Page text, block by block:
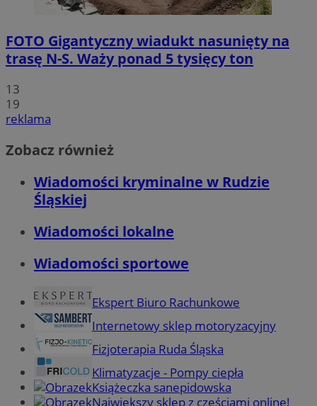
FOTO Gigantyczny wiadukt nasunięty na
trasę N-S. Waży ponad 5 tysięcy ton
13
19
reklama
Zobacz również
Wiadomości kryminalne w Rudzie
Śląskiej
Wiadomości lokalne
Wiadomości sportowe
Ekspert Biuro Rachunkowe
Internetowy sklep motoryzacyjny
Fizjoterapia Ruda Śląska
Klimatyzacje - Pompy ciepła
Książeczka sanepidowska
Największy sklep z częściami online!